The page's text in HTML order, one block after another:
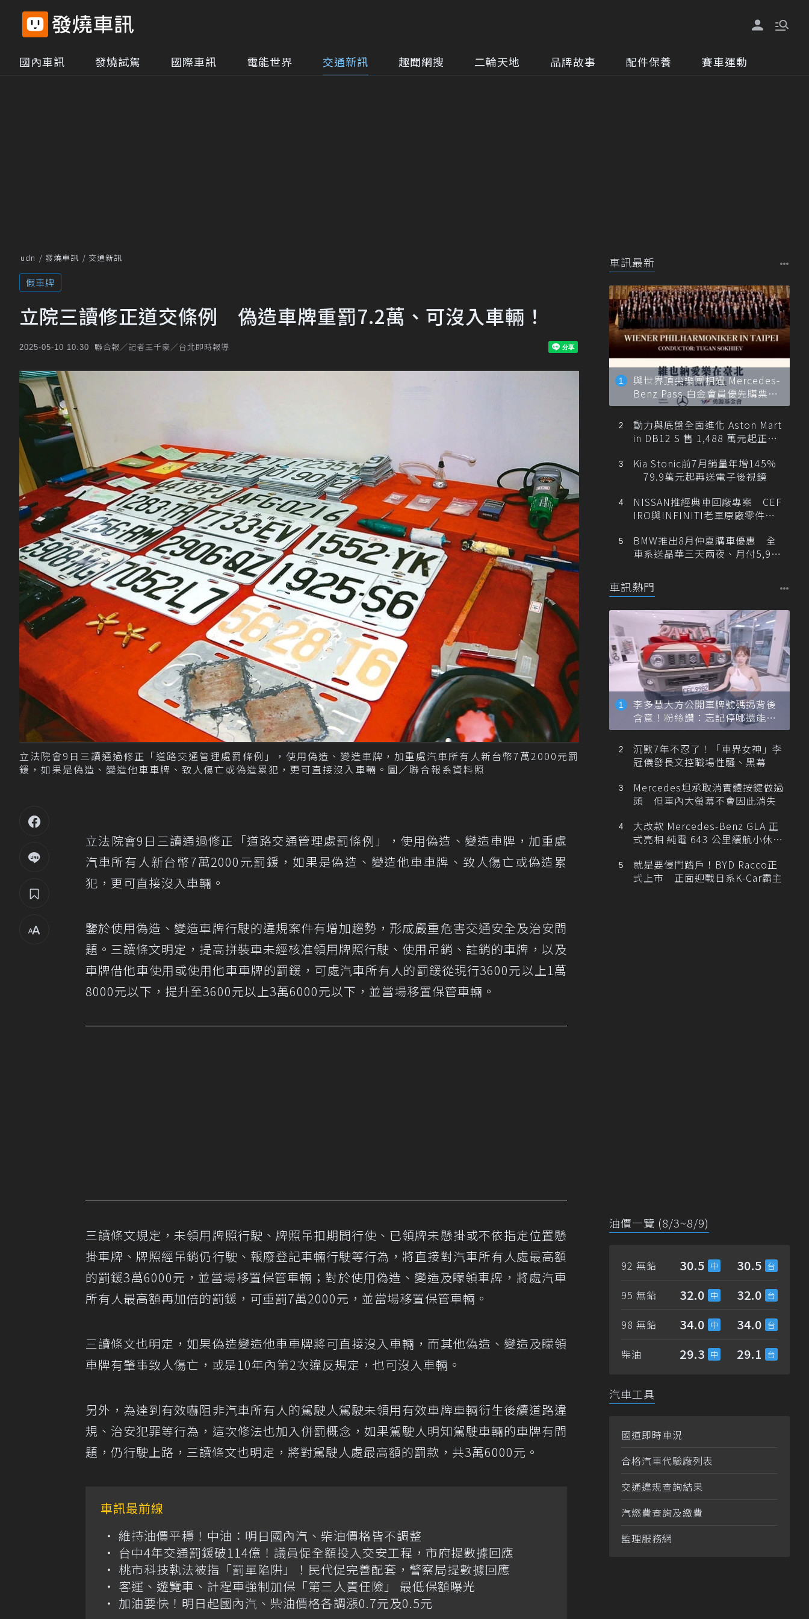
國內車訊 發燒試駕 國際車訊 電能世界 交通新訊 趣聞網搜 二輪天地 品牌故事 配件保養 賽車運動
udn 發燒車訊 交通新訊
假車牌
立院三讀修正道交條例 偽造車牌重罰7.2萬、可沒入車輛！
2025-05-10 10:30 聯合報／記者王千豪／台北即時報導
立法院會9日三讀通過修正「道路交通管理處罰條例」，使用偽造、變造車牌，加重處汽車所有人新台幣7萬2000元罰
鍰，如果是偽造、變造他車車牌、致人傷亡或偽造累犯，更可直接沒入車輛。圖／聯合報系資料照
立法院會9日三讀通過修正「道路交通管理處罰條例」，使用偽造、變造車牌，加重處
汽車所有人新台幣7萬2000元罰鍰，如果是偽造、變造他車車牌、致人傷亡或偽造累
犯，更可直接沒入車輛。
鑒於使用偽造、變造車牌行駛的違規案件有增加趨勢，形成嚴重危害交通安全及治安問
題。三讀條文明定，提高拼裝車未經核准領用牌照行駛、使用吊銷、註銷的車牌，以及
車牌借他車使用或使用他車車牌的罰鍰，可處汽車所有人的罰鍰從現行3600元以上1萬
8000元以下，提升至3600元以上3萬6000元以下，並當場移置保管車輛。
三讀條文規定，未領用牌照行駛、牌照吊扣期間行使、已領牌未懸掛或不依指定位置懸
掛車牌、牌照經吊銷仍行駛、報廢登記車輛行駛等行為，將直接對汽車所有人處最高額
的罰鍰3萬6000元，並當場移置保管車輛；對於使用偽造、變造及矇領車牌，將處汽車
所有人最高額再加倍的罰鍰，可重罰7萬2000元，並當場移置保管車輛。
三讀條文也明定，如果偽造變造他車車牌將可直接沒入車輛，而其他偽造、變造及矇領
車牌有肇事致人傷亡，或是10年內第2次違反規定，也可沒入車輛。
另外，為達到有效嚇阻非汽車所有人的駕駛人駕駛未領用有效車牌車輛衍生後續道路違
規、治安犯罪等行為，這次修法也加入併罰概念，如果駕駛人明知駕駛車輛的車牌有問
題，仍行駛上路，三讀條文也明定，將對駕駛人處最高額的罰款，共3萬6000元。
車訊最前線
維持油價平穩！中油：明日國內汽、柴油價格皆不調整
台中4年交通罰鍰破114億！議員促全額投入交安工程，市府提數據回應
桃市科技執法被指「罰單陷阱」！民代促完善配套，警察局提數據回應
客運、遊覽車、計程車強制加保「第三人責任險」 最低保額曝光
加油要快！明日起國內汽、柴油價格各調漲0.7元及0.5元
車訊最新
與世界頂尖樂團相遇 Mercedes-
Benz Pass 白金會員優先購票維
也納愛樂
動力與底盤全面進化 Aston Mart
in DB12 S 售 1,488 萬元起正式
Kia Stonic前7月銷量年增145%
79.9萬元起再送電子後視鏡
NISSAN推經典車回廠專案 CEF
IRO與INFINITI老車原廠零件最
BMW推出8月仲夏購車優惠 全
車系送晶華三天兩夜、月付5,900
車訊熱門
李多慧大方公開車牌號碼揭背後
含意！粉絲讚：忘記停哪還能幫
忙找車
沉默7年不忍了！「車界女神」李
冠儀發長文控職場性騷、黑幕
Mercedes坦承取消實體按鍵做過
頭 但車內大螢幕不會因此消失
大改款 Mercedes-Benz GLA 正
式亮相 純電 643 公里續航小休
就是要侵門踏戶！BYD Racco正
式上市 正面迎戰日系K-Car霸主
油價一覽 (8/3~8/9)
92 無鉛 30.5 30.5
95 無鉛 32.0 32.0
98 無鉛 34.0 34.0
柴油 29.3 29.1
汽車工具
國道即時車況
合格汽車代驗廠列表
交通違規查詢結果
汽燃費查詢及繳費
監理服務網